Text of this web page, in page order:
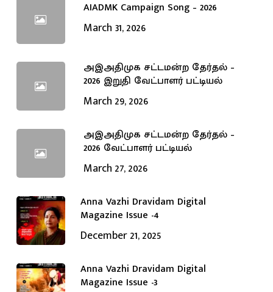
AIADMK Campaign Song – 2026
March 31, 2026
அஇஅதிமுக சட்டமன்ற தேர்தல் –
2026 இறுதி வேட்பாளர் பட்டியல்
March 29, 2026
அஇஅதிமுக சட்டமன்ற தேர்தல் –
2026 வேட்பாளர் பட்டியல்
March 27, 2026
Anna Vazhi Dravidam Digital
Magazine Issue -4
December 21, 2025
Anna Vazhi Dravidam Digital
Magazine Issue -3